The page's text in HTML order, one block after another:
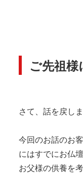
ご先祖
さて、話を戻しま
今回のお話のお
にはすでにお仏
お父様の供養を